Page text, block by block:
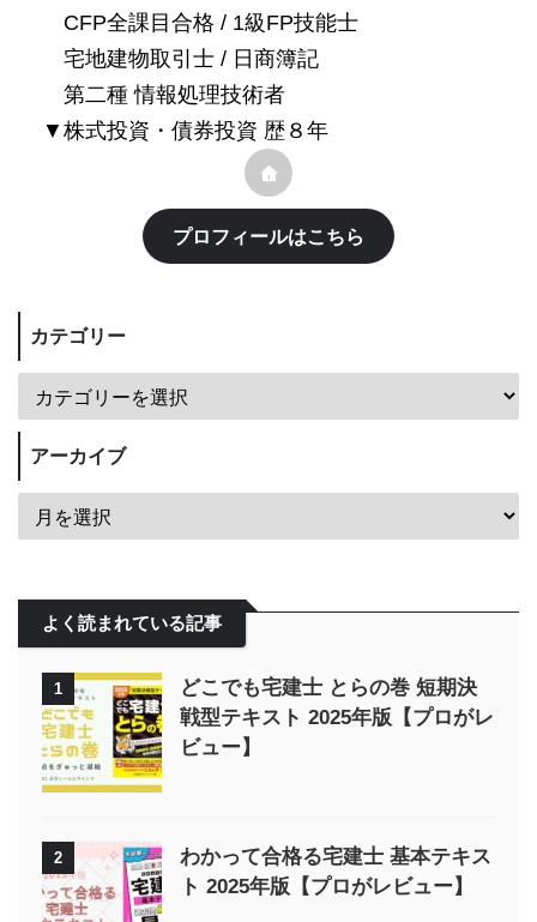
CFP全課目合格 / 1級FP技能士
宅地建物取引士 / 日商簿記
第二種 情報処理技術者
▼株式投資・債券投資 歴８年
プロフィールはこちら
カテゴリー
アーカイブ
よく読まれている記事
1
どこでも宅建士 とらの巻 短期決
戦型テキスト 2025年版【プロがレ
ビュー】
2
わかって合格る宅建士 基本テキス
ト 2025年版【プロがレビュー】